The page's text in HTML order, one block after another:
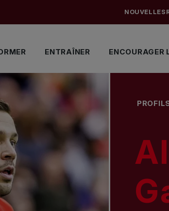
ENTRAÎNER ENCOURAGER
NOUVELLES